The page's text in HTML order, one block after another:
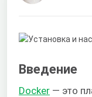
Введение
Docker — это